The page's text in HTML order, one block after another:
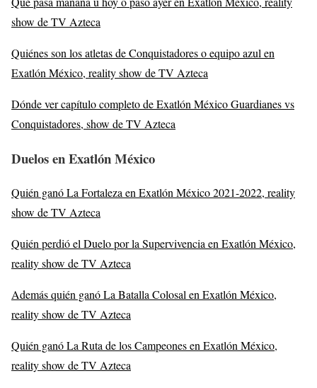
show de TV Azteca
Quiénes son los atletas de Conquistadores o equipo azul en
Exatlón México, reality show de TV Azteca
Dónde ver capítulo completo de Exatlón México Guardianes vs
Conquistadores, show de TV Azteca
Duelos en Exatlón México
Quién ganó La Fortaleza en Exatlón México 2021-2022, reality
show de TV Azteca
Quién perdió el Duelo por la Supervivencia en Exatlón México,
reality show de TV Azteca
Además quién ganó La Batalla Colosal en Exatlón México,
reality show de TV Azteca
Quién ganó La Ruta de los Campeones en Exatlón México,
reality show de TV Azteca